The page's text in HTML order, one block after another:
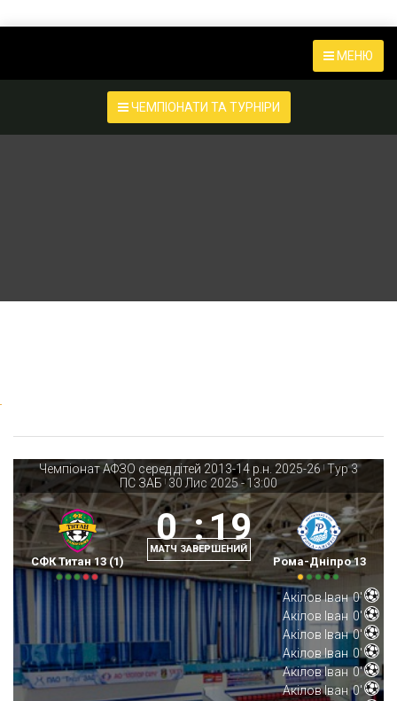
МЕНЮ
ЧЕМПІОНАТИ ТА ТУРНІРИ
Чемпіонат АФЗО серед дітей 2013-14 р.н. 2025-26 | Тур 3
ПС ЗАБ | 30 Лис 2025- 13:00
СФК Титан 13 (1)
0 :19
МАТЧ ЗАВЕРШЕНИЙ
Рома-Дніпро 13
Акілов Іван 0'
Акілов Іван 0'
Акілов Іван 0'
Акілов Іван 0'
Акілов Іван 0'
Акілов Іван 0'